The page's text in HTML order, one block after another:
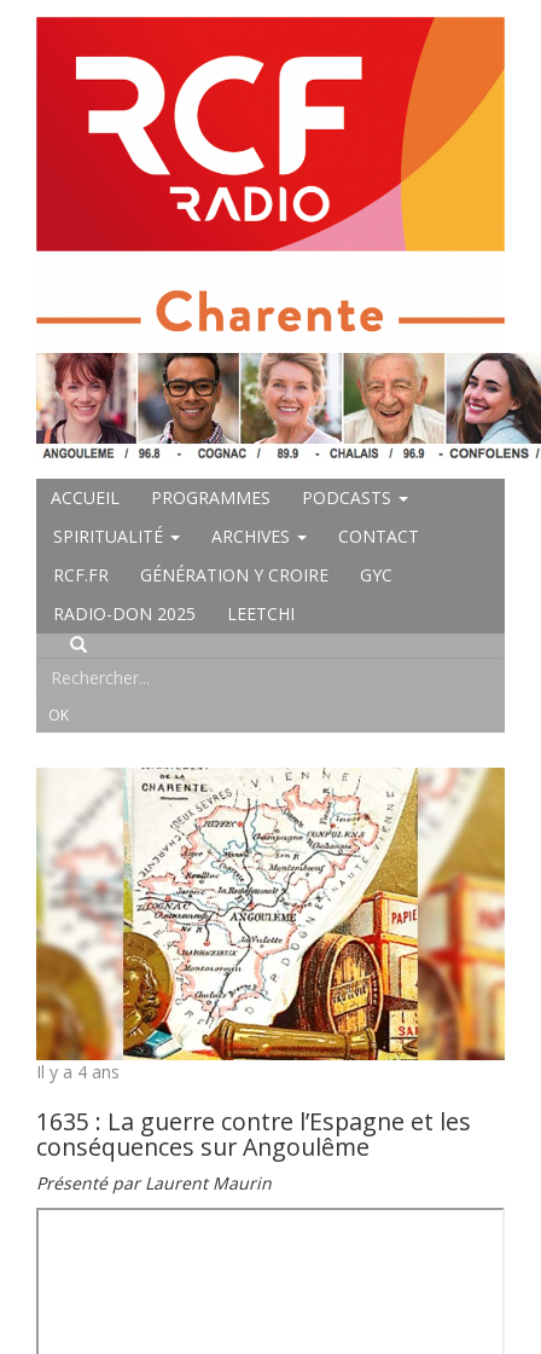
ACCUEIL PROGRAMMES
PODCASTS
SPIRITUALITÉ
ARCHIVES
CONTACT
RCF.FR
GÉNÉRATION Y CROIRE
GYC
RADIO-DON 2025
LEETCHI
Il y a 4 ans
1635 : La guerre contre l’Espagne et les
conséquences sur Angoulême
Présenté par Laurent Maurin